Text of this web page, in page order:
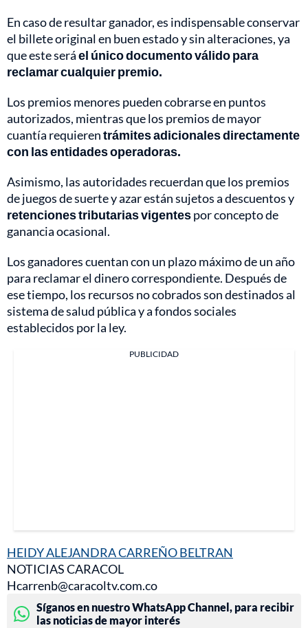
En caso de resultar ganador, es indispensable conservar
el billete original en buen estado y sin alteraciones, ya
que este seráel único documento válido para
reclamar cualquier premio.
Los premios menores pueden cobrarse en puntos
autorizados, mientras que los premios de mayor
cuantía requierentrámites adicionales directamente
con las entidades operadoras.
Asimismo, las autoridades recuerdan que los premios
de juegos de suerte y azar están sujetos a descuentos y
retenciones tributarias vigentespor concepto de
ganancia ocasional.
Los ganadores cuentan con un plazo máximo de un año
para reclamar el dinero correspondiente. Después de
ese tiempo, los recursos no cobrados son destinados al
sistema de salud pública y a fondos sociales
establecidos por la ley.
PUBLICIDAD
HEIDY ALEJANDRA CARREÑO BELTRAN
NOTICIAS CARACOL
Hcarrenb@caracoltv.com.co
Síganos en nuestro WhatsApp Channel, para recibir
las noticias de mayor interés